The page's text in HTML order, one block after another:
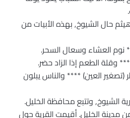
حال الشيوخ, بهذه الأبيات من
نوم العشاء وسعال السحر.
وقلة الطعم إذا الزاد حضر.
العين) **** والناس يبلون
وتتبع محافظة الخليل.
الخليل. أقيمت القرية حول